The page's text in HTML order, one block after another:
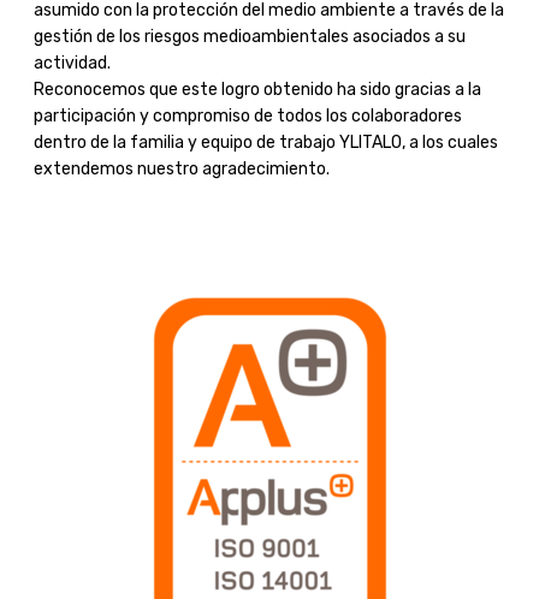
asumido con la protección del medio ambiente a través de la
gestión de los riesgos medioambientales asociados a su
actividad.
Reconocemos que este logro obtenido ha sido gracias a la
participación y compromiso de todos los colaboradores
dentro de la familia y equipo de trabajo YLITALO, a los cuales
extendemos nuestro agradecimiento.